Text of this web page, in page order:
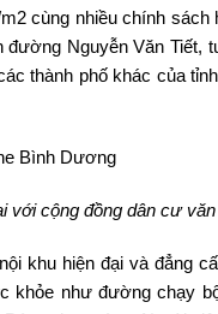
cùng nhiều chính sách
Nguyễn Văn Tiết,
thành phố khác của
với cộng đồng dân cư
khu hiện đại và đẳng
như đường chạy